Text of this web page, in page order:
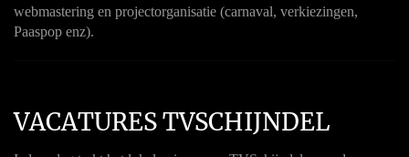
webmastering en projectorganisatie (carnaval, verkiezingen,
Paaspop enz).
VACATURES TVSCHIJNDEL